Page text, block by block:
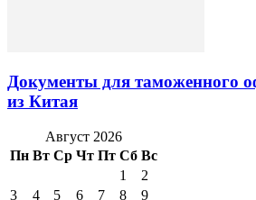
Документы для таможенного
из Китая
Август 2026
Пн Вт Ср Чт Пт Сб Вс
1
2
3
4 5 6 7 8
9